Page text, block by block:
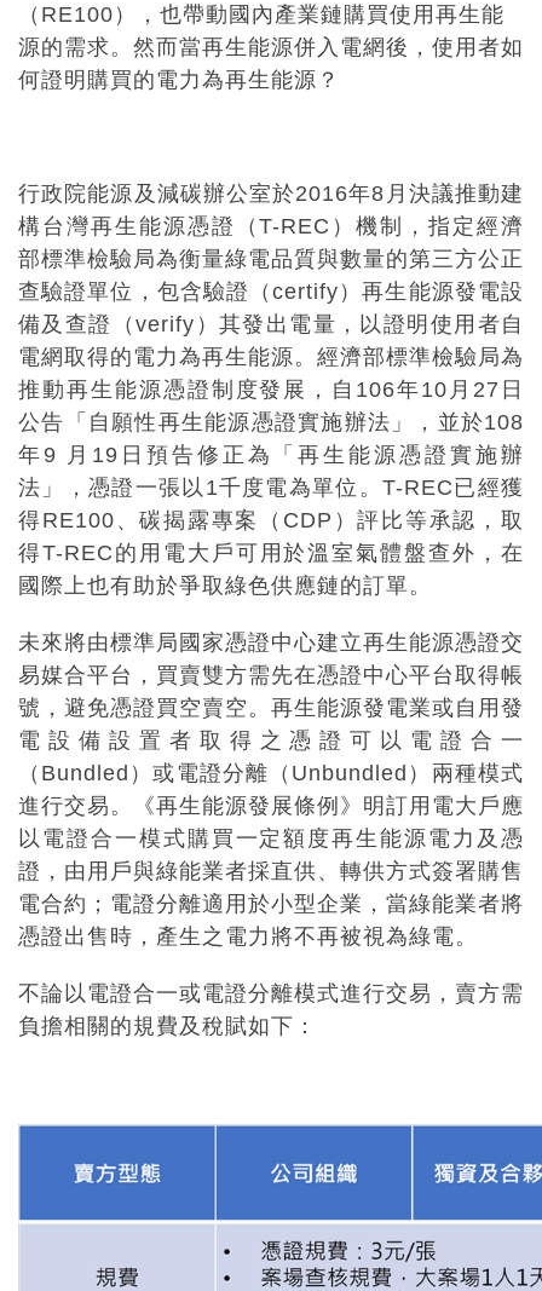
（RE100），也帶動國內產業鏈購買使用再生能
源的需求。然而當再生能源併入電網後，使用者如
何證明購買的電力為再生能源？
行政院能源及減碳辦公室於2016年8月決議推動建
構台灣再生能源憑證（T-REC）機制，指定經濟
部標準檢驗局為衡量綠電品質與數量的第三方公正
查驗證單位，包含驗證（certify）再生能源發電設
備及查證（verify）其發出電量，以證明使用者自
電網取得的電力為再生能源。經濟部標準檢驗局為
推動再生能源憑證制度發展，自106年10月27日
公告「自願性再生能源憑證實施辦法」，並於108
年9 月19日預告修正為「再生能源憑證實施辦
法」，憑證一張以1千度電為單位。T-REC已經獲
得RE100、碳揭露專案（CDP）評比等承認，取
得T-REC的用電大戶可用於溫室氣體盤查外，在
國際上也有助於爭取綠色供應鏈的訂單。
未來將由標準局國家憑證中心建立再生能源憑證交
易媒合平台，買賣雙方需先在憑證中心平台取得帳
號，避免憑證買空賣空。再生能源發電業或自用發
電設備設置者取得之憑證可以電證合一
（Bundled）或電證分離（Unbundled）兩種模式
進行交易。《再生能源發展條例》明訂用電大戶應
以電證合一模式購買一定額度再生能源電力及憑
證，由用戶與綠能業者採直供、轉供方式簽署購售
電合約；電證分離適用於小型企業，當綠能業者將
憑證出售時，產生之電力將不再被視為綠電。
不論以電證合一或電證分離模式進行交易，賣方需
負擔相關的規費及稅賦如下：